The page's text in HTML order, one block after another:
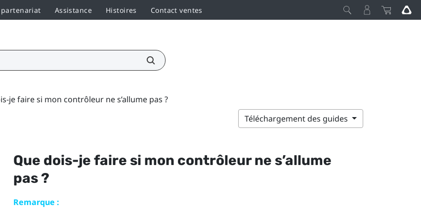
Assistance Histoires Contact ventes
je faire si mon contrôleur ne s’allume pas ?
Téléchargement des guides
Que dois-je faire si mon contrôleur ne s’allume
pas ?
Remarque :